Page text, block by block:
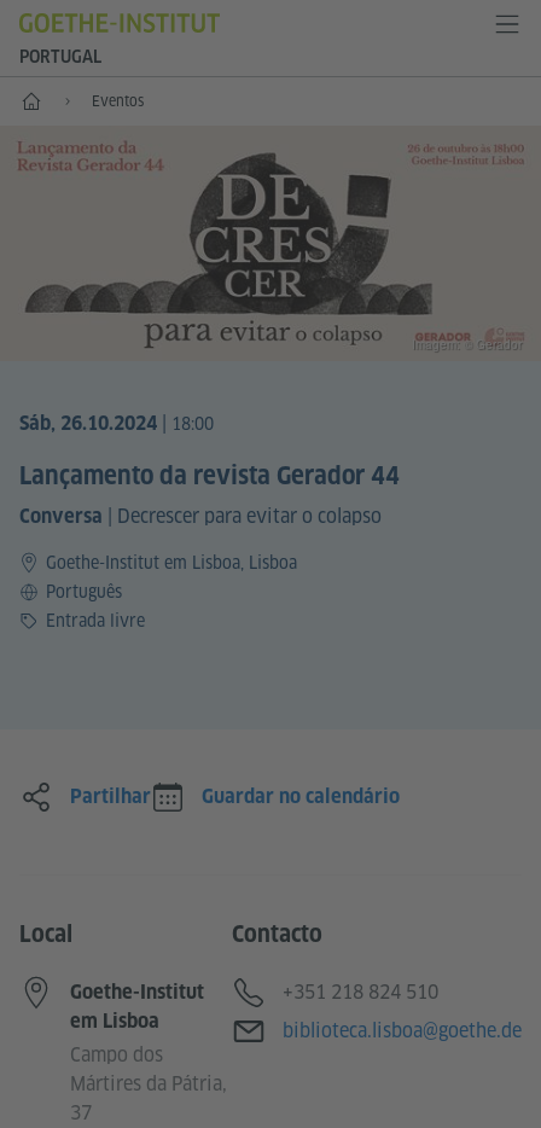
PORTUGAL
Início Eventos
Sáb, 26.10.2024 18:00
Lançamento da revista Gerador 44
Conversa | Decrescer para evitar o colapso
Goethe-Institut em Lisboa, Lisboa
IdiomaPortuguês
PreçoEntrada livre
Imagem: © Gerador
Partilhar Guardar no calendário
Local
Goethe-Institut
em Lisboa
Campo dos
Mártires da Pátria,
37
Contacto
Telefone
+351 218 824 510
E-mail
biblioteca.lisboa@goethe.de